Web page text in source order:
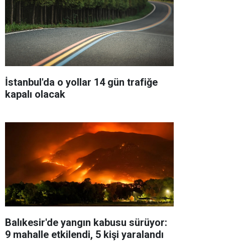
İstanbul'da o yollar 14 gün trafiğe
kapalı olacak
Balıkesir'de yangın kabusu sürüyor:
9 mahalle etkilendi, 5 kişi yaralandı